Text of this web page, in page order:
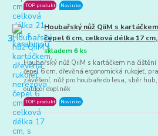
TOP produkt Novinka
3.
Houbařský nůž QiiM s
čepel 6 cm, celková délka 17
Houbařský nůž QiiM s kartáčkem na
čepel 6 cm, dřevěná ergonomická rukojeť,
zavěšení, nůž pro houbaře do lesa, sběr
outdoor doplněk
skladem 6 ks
TOP produkt Novinka